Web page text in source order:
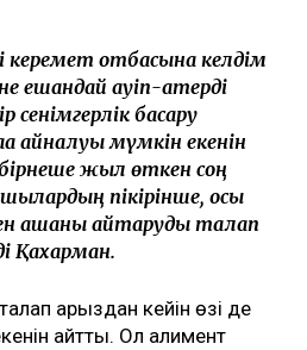
керемет отбасына келдім
қауіп-қатерді
сенімгерлік басқару
айналуы мүмкін екенін
жыл өткен соң
пікірінше, осы
ақшаны қайтаруды талап
Қахарман.
арыздан кейін өзі де
айтты. Ол алимент